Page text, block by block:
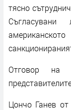
тясно
Отговор на
Цончо Ганев